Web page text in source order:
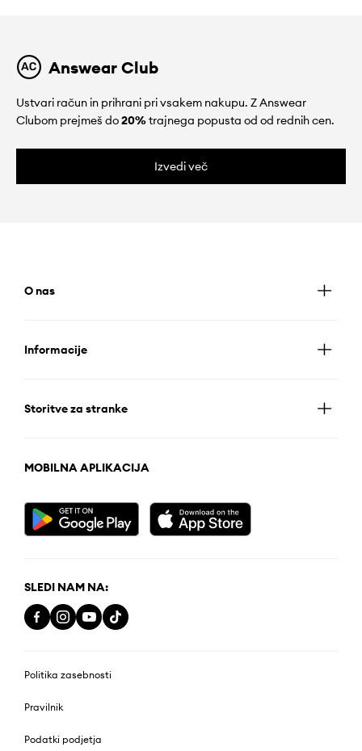
Answear Club
Ustvari račun in prihrani pri vsakem nakupu. Z Answear
Clubom prejmeš do20%trajnega popusta od od rednih cen.
Izvedi več
O nas
Informacije
Storitve za stranke
MOBILNA APLIKACIJA
SLEDI NAM NA:
Politika zasebnosti
Pravilnik
Podatki podjetja